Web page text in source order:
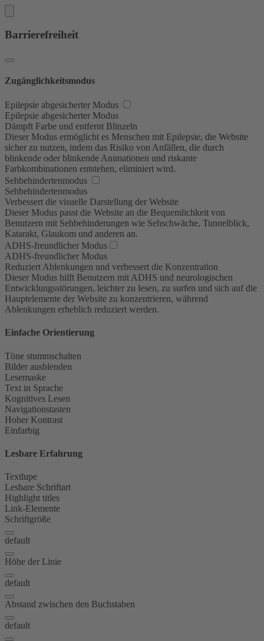
Barrierefreiheit
Zugänglichkeitsmodus
Epilepsie abgesicherter Modus
Epilepsie abgesicherter Modus
Dämpft Farbe und entfernt Blinzeln
Dieser Modus ermöglicht es Menschen mit Epilepsie, die Website
sicher zu nutzen, indem das Risiko von Anfällen, die durch
blinkende oder blinkende Animationen und riskante
Farbkombinationen entstehen, eliminiert wird.
Sehbehindertenmodus
Sehbehindertenmodus
Verbessert die visuelle Darstellung der Website
Dieser Modus passt die Website an die Bequemlichkeit von
Benutzern mit Sehbehinderungen wie Sehschwäche, Tunnelblick,
Katarakt, Glaukom und anderen an.
ADHS-freundlicher Modus
ADHS-freundlicher Modus
Reduziert Ablenkungen und verbessert die Konzentration
Dieser Modus hilft Benutzern mit ADHS und neurologischen
Entwicklungsstörungen, leichter zu lesen, zu surfen und sich auf die
Hauptelemente der Website zu konzentrieren, während
Ablenkungen erheblich reduziert werden.
Einfache Orientierung
Töne stummschalten
Bilder ausblenden
Lesemaske
Text in Sprache
Kognitives Lesen
Navigationstasten
Hoher Kontrast
Einfarbig
Lesbare Erfahrung
Textlupe
Lesbare Schriftart
Highlight titles
Link-Elemente
Schriftgröße
default
Höhe der Linie
default
Abstand zwischen den Buchstaben
default